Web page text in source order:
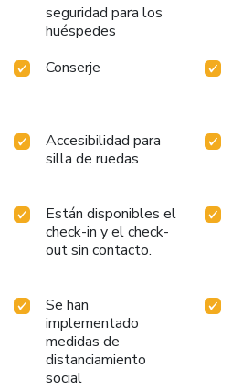
experiencing bar for enjoyable in-
entertainment. Visitors staying
preparation, courtesy of the
seguridad para los
huéspedes
Conserje
Accesibilidad para
silla de ruedas
Están disponibles el
check-in y el check-
out sin contacto.
Se han
implementado
medidas de
distanciamiento
social